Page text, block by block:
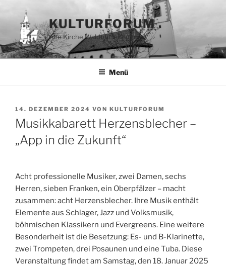
springen
KULTURFORUM
Alte Kirche Waldbüttelbrunn e.V.
Menü
VERÖFFENTLICHT
AM
14. DEZEMBER 2024 VON KULTURFORUM
Musikkabarett Herzensblecher –
„App in die Zukunft“
Acht professionelle Musiker, zwei Damen, sechs
Herren, sieben Franken, ein Oberpfälzer – macht
zusammen: acht Herzensblecher. Ihre Musik enthält
Elemente aus Schlager, Jazz und Volksmusik,
böhmischen Klassikern und Evergreens. Eine weitere
Besonderheit ist die Besetzung: Es- und B-Klarinette,
zwei Trompeten, drei Posaunen und eine Tuba. Diese
Veranstaltung findet am Samstag, den 18. Januar 2025